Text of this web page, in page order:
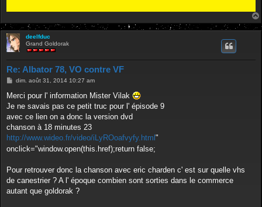
deelfduc
Grand Goldorak
Re: Albator 78, VO contre VF
M
s
a
g
dim. août 31, 2014 10:27 am
Merci pour l' information Mister Vilak
Je ne savais pas ce petit truc pour l' épisode 9
avec ce lien on a donc la version dvd
chanson à 18 minutes 23
http://www.wideo.fr/video/iLyROoafvyfy.html "
onclick="window.open(this.href);return false;
Pour retrouver donc la chanson avec eric charden c' est sur quelle vhs
de canestrier ? A l' époque combien sont sorties dans le commerce
autant que goldorak ?